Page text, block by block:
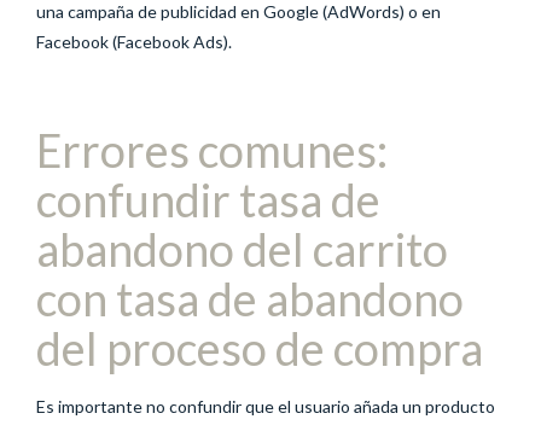
una campaña de publicidad en Google (AdWords) o en
Facebook (Facebook Ads).
Errores comunes:
confundir tasa de
abandono del carrito
con tasa de abandono
del proceso de compra
Es importante no confundir que el usuario añada un producto